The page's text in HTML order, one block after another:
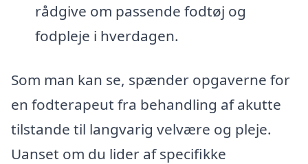
rådgive om passende fodtøj og
fodpleje i hverdagen.
Som man kan se, spænder opgaverne for
en fodterapeut fra behandling af akutte
tilstande til langvarig velvære og pleje.
Uanset om du lider af specifikke